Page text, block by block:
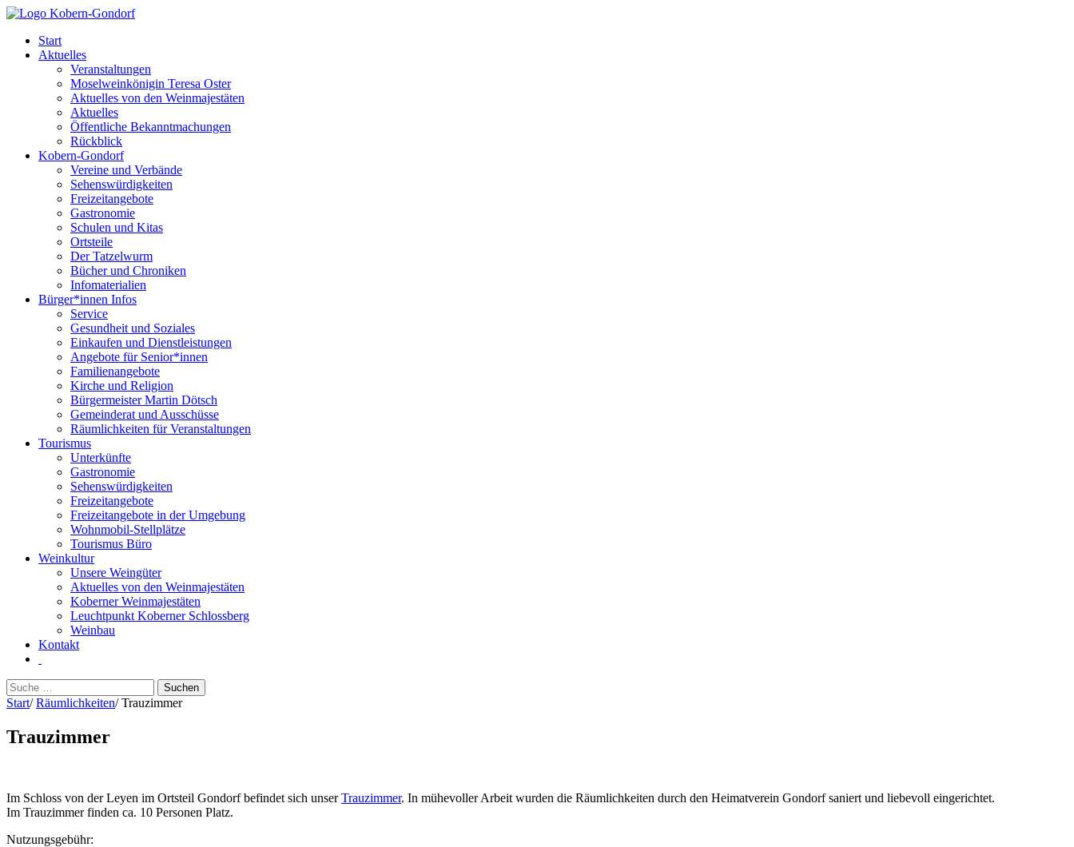
Start
Aktuelles
Veranstaltungen
Moselweinkönigin Teresa Oster
Aktuelles von den Weinmajestäten
Aktuelles
Öffentliche Bekanntmachungen
Rückblick
Kobern-Gondorf
Vereine und Verbände
Sehenswürdigkeiten
Freizeitangebote
Gastronomie
Schulen und Kitas
Ortsteile
Der Tatzelwurm
Bücher und Chroniken
Infomaterialien
Bürger*innen Infos
Service
Gesundheit und Soziales
Einkaufen und Dienstleistungen
Angebote für Senior*innen
Familienangebote
Kirche und Religion
Bürgermeister Martin Dötsch
Gemeinderat und Ausschüsse
Räumlichkeiten für Veranstaltungen
Tourismus
Unterkünfte
Gastronomie
Sehenswürdigkeiten
Freizeitangebote
Freizeitangebote in der Umgebung
Wohnmobil-Stellplätze
Tourismus Büro
Weinkultur
Unsere Weingüter
Aktuelles von den Weinmajestäten
Koberner Weinmajestäten
Leuchtpunkt Koberner Schlossberg
Weinbau
Kontakt
Suchen
nach:
Start/ Räumlichkeiten/ Trauzimmer
Trauzimmer
Im Schloss von der Leyen im Ortsteil Gondorf befindet sich unserTrauzimmer. In mühevoller Arbeit wurden die Räumlichkeiten durch den Heimatverein Gondorf saniert und liebevoll eingerichtet.
Im Trauzimmer finden ca. 10 Personen Platz.
Nutzungsgebühr: